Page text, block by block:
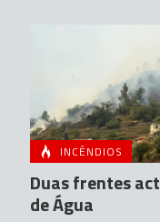
INCÊNDIOS
Duas frentes
de Água